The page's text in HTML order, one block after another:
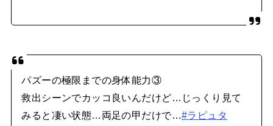
パズーの極限までの身体能力③
救出シーンでカッコ良いんだけど…じっくり見て
みると凄い状態…両足の甲だけで… #ラピュタ